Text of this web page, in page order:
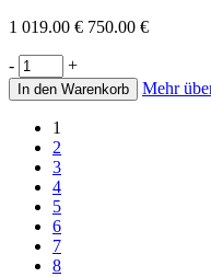
1 019.00 € 750.00 €
- +
In den Warenkorb Mehr
1
2
3
4
5
6
7
8